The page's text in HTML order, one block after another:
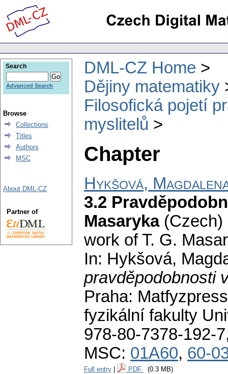
DML-CZ Home
Dějiny matematiky
Filosofická pojetí
myslitelů
Chapter
Hykšová,
3.2
Masaryka (Czech)
work of T. G.
In: Hykšová,
pravděpodobnosti
Praha:
fyzikální fakulty
978-80-7378-192-
MSC: 01A60, 60-
Full entry PDF (0.3 MB)
Search
Advanced Search
Browse
Collections
Titles
Authors
MSC
About DML-CZ
Partner of